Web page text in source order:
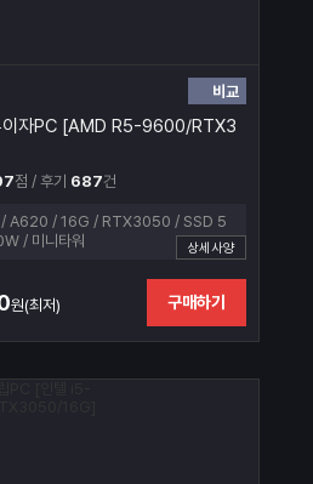
비교
이자PC [AMD R5-9600/RTX3
점 / 후기 687건
A620 / 16G / RTX3050 / SSD 5
/ 미니타워
상세사양
원(최저) 구매하기